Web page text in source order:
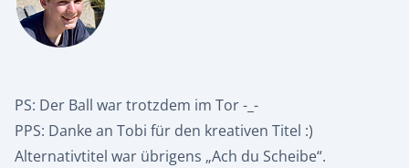
PS: Der Ball war trotzdem im Tor -_-
PPS: Danke an Tobi für den kreativen Titel :)
Alternativtitel war übrigens „Ach du Scheibe“.